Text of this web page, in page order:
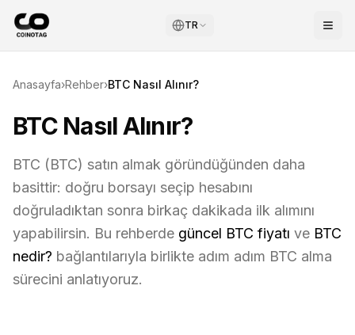
TR
Anasayfa›Rehber›BTC Nasıl Alınır?
BTC Nasıl Alınır?
BTC (BTC) satın almak göründüğünden daha
basittir: doğru borsayı seçip hesabını
doğruladıktan sonra birkaç dakikada ilk alımını
yapabilirsin. Bu rehberde güncel BTC fiyatı ve BTC
nedir? bağlantılarıyla birlikte adım adım BTC alma
sürecini anlatıyoruz.